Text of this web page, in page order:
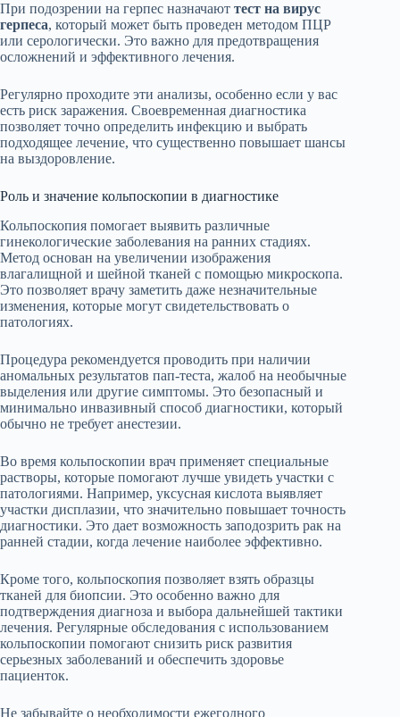
При подозрении на герпес назначают тест на вирус
герпеса, который может быть проведен методом ПЦР
или серологически. Это важно для предотвращения
осложнений и эффективного лечения.
Регулярно проходите эти анализы, особенно если у вас
есть риск заражения. Своевременная диагностика
позволяет точно определить инфекцию и выбрать
подходящее лечение, что существенно повышает шансы
на выздоровление.
Роль и значение кольпоскопии в диагностике
Кольпоскопия помогает выявить различные
гинекологические заболевания на ранних стадиях.
Метод основан на увеличении изображения
влагалищной и шейной тканей с помощью микроскопа.
Это позволяет врачу заметить даже незначительные
изменения, которые могут свидетельствовать о
патологиях.
Процедура рекомендуется проводить при наличии
аномальных результатов пап-теста, жалоб на необычные
выделения или другие симптомы. Это безопасный и
минимально инвазивный способ диагностики, который
обычно не требует анестезии.
Во время кольпоскопии врач применяет специальные
растворы, которые помогают лучше увидеть участки с
патологиями. Например, уксусная кислота выявляет
участки дисплазии, что значительно повышает точность
диагностики. Это дает возможность заподозрить рак на
ранней стадии, когда лечение наиболее эффективно.
Кроме того, кольпоскопия позволяет взять образцы
тканей для биопсии. Это особенно важно для
подтверждения диагноза и выбора дальнейшей тактики
лечения. Регулярные обследования с использованием
кольпоскопии помогают снизить риск развития
серьезных заболеваний и обеспечить здоровье
пациенток.
Не забывайте о необходимости ежегодного